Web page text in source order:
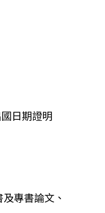
日期證明
專書論文、